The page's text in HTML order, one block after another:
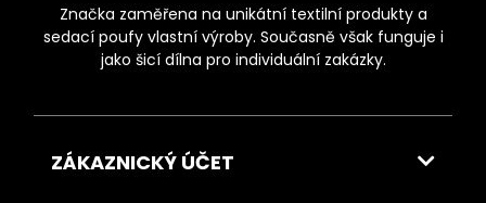
Značka zaměřena na unikátní textilní produkty a
sedací poufy vlastní výroby. Současně však funguje i
jako šicí dílna pro individuální zakázky.
ZÁKAZNICKÝ ÚČET